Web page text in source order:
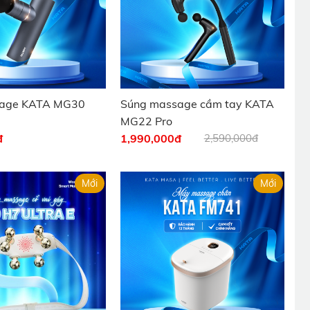
KATA MG30
Súng massage cầm tay KATA
MG22 Pro
1,990,000đ 2,590,000đ
Mới Mới